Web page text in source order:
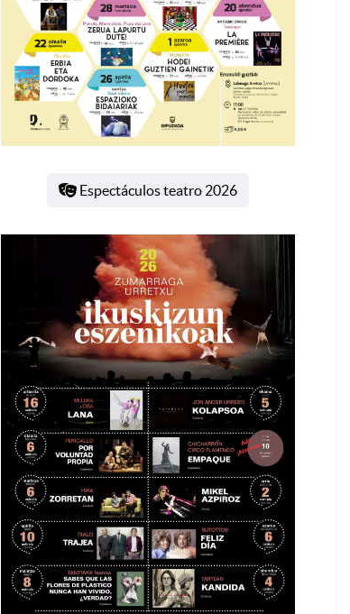
Espectáculos teatro 2026